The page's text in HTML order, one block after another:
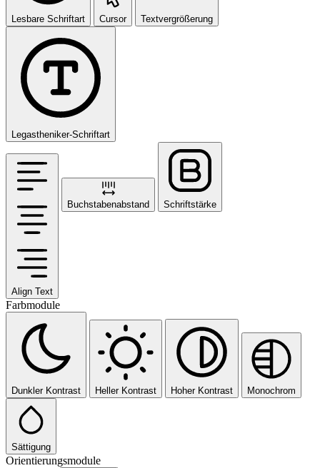
Lesbare Schriftart Cursor Textvergrößerung
Legastheniker-Schriftart
Align Text
Buchstabenabstand Schriftstärke
Farbmodule
Dunkler Kontrast Heller Kontrast Hoher Kontrast Monochrom
Sättigung
Orientierungsmodule